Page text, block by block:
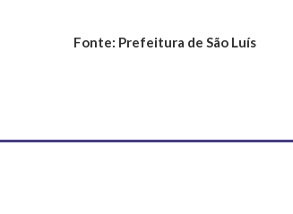
Fonte: Prefeitura de São Luís